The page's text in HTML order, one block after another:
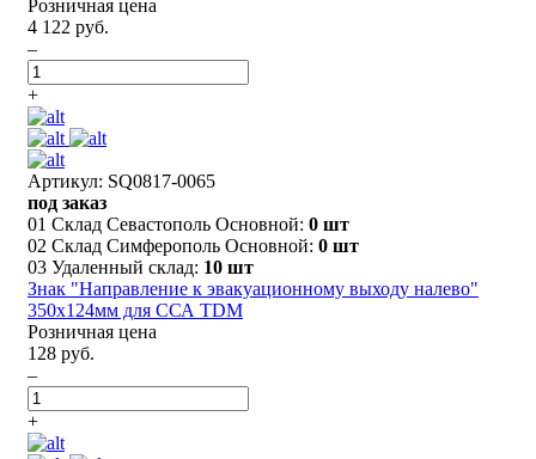
Розничная цена
4 122 руб.
–
+
Артикул: SQ0817-0065
под заказ
01 Склад Севастополь Основной: 0 шт
02 Склад Симферополь Основной: 0 шт
03 Удаленный склад: 10 шт
Знак "Направление к эвакуационному выходу налево"
350х124мм для ССА TDM
Розничная цена
128 руб.
–
+